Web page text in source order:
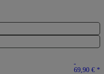
69,90 € *